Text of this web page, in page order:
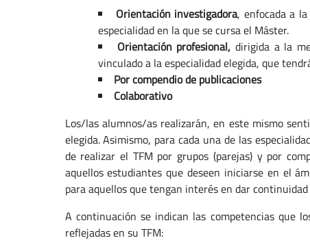
Orientación investigadora, enfocada a
especialidad en la que se cursa el Máster.
Orientación profesional, dirigida a la
vinculado a la especialidad elegida, que
Por compendio de publicaciones
Colaborativo
Los/las alumnos/as realizarán, en este mismo
elegida. Asimismo, para cada una de las
de realizar el TFM por grupos (parejas) y por
aquellos estudiantes que deseen iniciarse en el
para aquellos que tengan interés en dar
A continuación se indican las competencias que
reflejadas en su TFM: